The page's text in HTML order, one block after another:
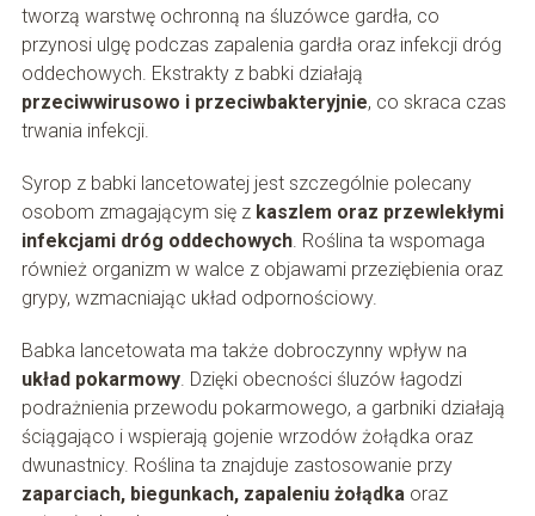
tworzą warstwę ochronną na śluzówce gardła, co
przynosi ulgę podczas zapalenia gardła oraz infekcji dróg
oddechowych. Ekstrakty z babki działają
przeciwwirusowo i przeciwbakteryjnie, co skraca czas
trwania infekcji.
Syrop z babki lancetowatej jest szczególnie polecany
osobom zmagającym się z kaszlem oraz przewlekłymi
infekcjami dróg oddechowych. Roślina ta wspomaga
również organizm w walce z objawami przeziębienia oraz
grypy, wzmacniając układ odpornościowy.
Babka lancetowata ma także dobroczynny wpływ na
układ pokarmowy. Dzięki obecności śluzów łagodzi
podrażnienia przewodu pokarmowego, a garbniki działają
ściągająco i wspierają gojenie wrzodów żołądka oraz
dwunastnicy. Roślina ta znajduje zastosowanie przy
zaparciach, biegunkach, zapaleniu żołądkaoraz